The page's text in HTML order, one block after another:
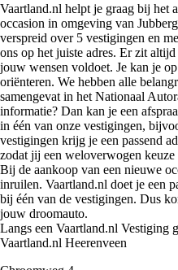
Vaartland.nl helpt je graag bij het
occasion in omgeving van
verspreid over 5 vestigingen en
ons op het juiste adres. Er zit
jouw wensen voldoet. Je kan je
oriënteren. We hebben alle
samengevat in het Nationaal
informatie? Dan kan je een
in één van onze vestigingen,
vestigingen krijg je een passend
zodat jij een weloverwogen keuze
Bij de aankoop van een nieuwe
inruilen. Vaartland.nl doet je een
bij één van de vestigingen. Dus
jouw droomauto.
Langs een Vaartland.nl Vestiging
Vaartland.nl Heerenveen